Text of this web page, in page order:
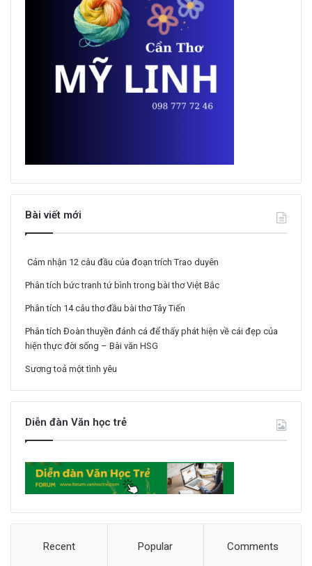
Bài viết mới
Cảm nhận 12 câu đầu của đoạn trích Trao duyên
Phân tích bức tranh tứ bình trong bài thơ Việt Bắc
Phân tích 14 câu thơ đầu bài thơ Tây Tiến
Phân tích Đoàn thuyền đánh cá để thấy phát hiện về cái đẹp của
hiện thực đời sống – Bài văn HSG
Sương toả một tình yêu
Diễn đàn Văn học trẻ
Recent Popular Comments